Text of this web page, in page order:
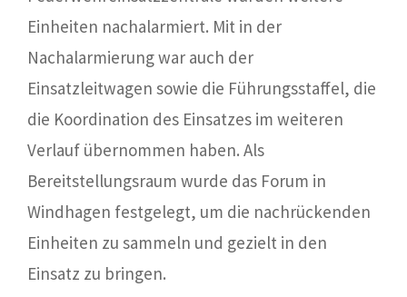
Einheiten nachalarmiert. Mit in der
Nachalarmierung war auch der
Einsatzleitwagen sowie die Führungsstaffel, die
die Koordination des Einsatzes im weiteren
Verlauf übernommen haben. Als
Bereitstellungsraum wurde das Forum in
Windhagen festgelegt, um die nachrückenden
Einheiten zu sammeln und gezielt in den
Einsatz zu bringen.